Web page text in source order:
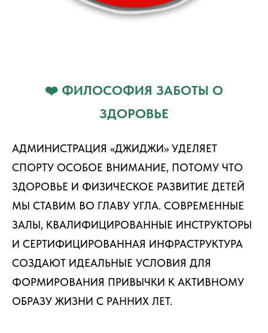
❤️ ФИЛОСОФИЯ ЗАБОТЫ О
ЗДОРОВЬЕ
АДМИНИСТРАЦИЯ «ДЖИДЖИ» УДЕЛЯЕТ
СПОРТУ ОСОБОЕ ВНИМАНИЕ, ПОТОМУ ЧТО
ЗДОРОВЬЕ И ФИЗИЧЕСКОЕ РАЗВИТИЕ ДЕТЕЙ
МЫ СТАВИМ ВО ГЛАВУ УГЛА. СОВРЕМЕННЫЕ
ЗАЛЫ, КВАЛИФИЦИРОВАННЫЕ ИНСТРУКТОРЫ
И СЕРТИФИЦИРОВАННАЯ ИНФРАСТРУКТУРА
СОЗДАЮТ ИДЕАЛЬНЫЕ УСЛОВИЯ ДЛЯ
ФОРМИРОВАНИЯ ПРИВЫЧКИ К АКТИВНОМУ
ОБРАЗУ ЖИЗНИ С РАННИХ ЛЕТ.